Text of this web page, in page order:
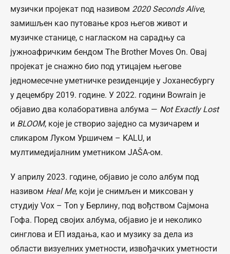
музички пројекат под називом 2020 Seconds Alive,
замишљен као путовање кроз његов живот и
музичке станице, с нагласком на сарадњу са
јужноафричким бендом The Brother Moves On. Овај
пројекат је снажно био под утицајем његове
једномесечне уметничке резиденције у Јоханесбургу
у децембру 2019. године. У 2022. години Bowrain је
објавио два колаборативна албума — Not Exactly Lost
и BLOOM, које је створио заједно са музичарем и
сликаром Луком Уршичем – KALU, и
мултимедијалним уметником JAŠA-ом.
У априлу 2023. године, објавио је соло албум под
називом Heal Me, који је снимљен и миксован у
студију Vox – Ton у Берлину, под вођством Сајмона
Гофа. Поред својих албума, објавио је и неколико
синглова и ЕП издања, као и музику за дела из
области визуелних уметности, извођачких уметности